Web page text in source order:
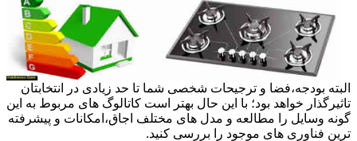
البته بودجه،فضا و ترجیحات شخصی شما تا حد زیادی در انتخابتان
تاثیرگذار خواهد بود؛ با این حال بهتر است کاتالوگ های مربوط به این
گونه وسایل را مطالعه و مدل های مختلف اجاق،امکانات و پیشرفته
ترین فناوری های موجود را بررسی کنید.